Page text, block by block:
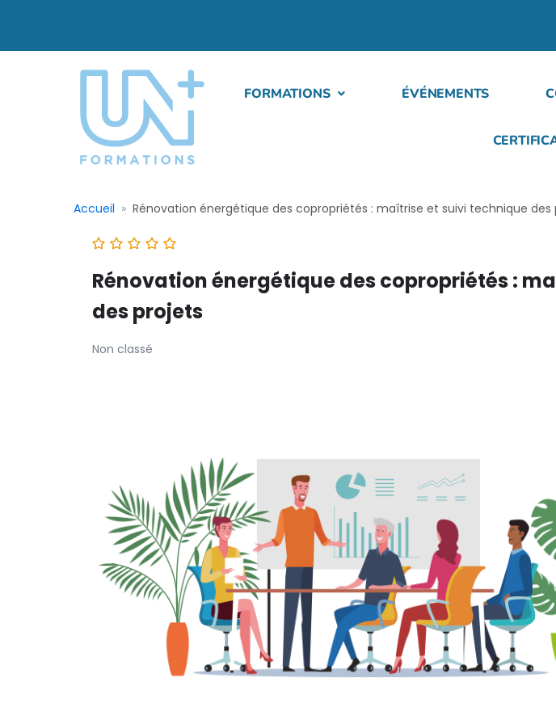
FORMATIONS ÉVÉNEMENTS
Accueil Rénovation énergétique des copropriétés : maîtrise et suivi technique des
Rénovation énergétique des copropriétés :
des projets
Non classé